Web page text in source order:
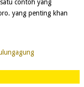
contoh yang
yang penting khan